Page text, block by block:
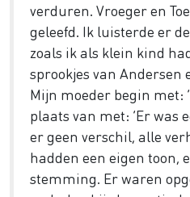
verduren. Vroeger en
geleefd. Ik luisterde er
zoals ik als klein kind
sprookjes van Andersen
Mijn moeder begin met:
plaats van met: ‘Er was
er geen verschil, alle
hadden een eigen toon,
stemming. Er waren